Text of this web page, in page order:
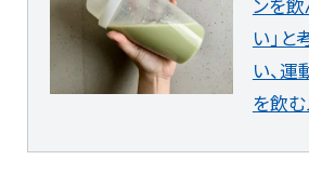
ンを
い」
い、
を飲む